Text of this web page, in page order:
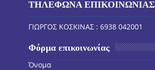
ΤΗΛΕΦΩΝΑ ΕΠΙΚΟΙΝΩΝΙΑΣ
ΓΙΩΡΓΟΣ ΚΟΣΚΙΝΑΣ : 6938 042001
Φόρμα επικοινωνίας
Όνομα